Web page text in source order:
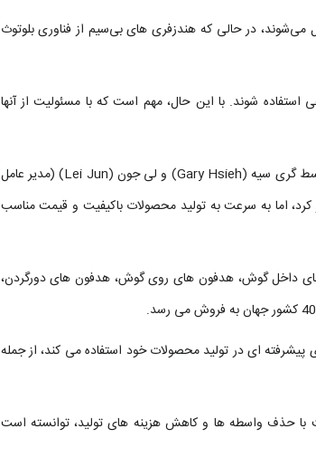
در حالی که هندزفری‌ های بی‌سیم از فناوری بلوتوث
شوند. با این حال، مهم است که با مسئولیت از آنها
اما به سرعت به تولید محصولات باکیفیت و قیمت مناسب
داخل گوش، هدفون‌ های روی گوش، هدفون‌ های دورگردن،
‌ای در تولید محصولات خود استفاده می‌ کند، از جمله
حذف واسطه ‌ها و کاهش هزینه ‌های تولید، توانسته است